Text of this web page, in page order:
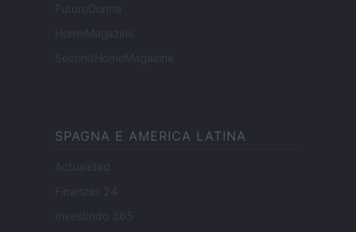
FuturoDonna
HomeMagazine
SecondHomeMagazine
SPAGNA E AMERICA LATINA
Actualidad
Finanzas 24
Investindo 365